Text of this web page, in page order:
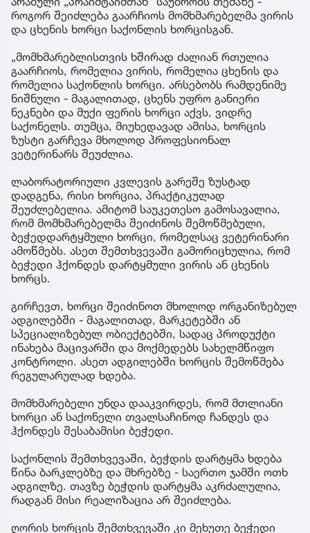
როგორ შეიძლება გაარჩიოს მომხმარებელმა ვირის
და ცხენის ხორცი საქონლის ხორცისგან.
„მომხმარებლისთვის ხშირად ძალიან რთულია
გაარჩიოს, რომელია ვირის, რომელია ცხენის და
რომელია საქონლის ხორცი. არსებობს რამდენიმე
ნიშნული - მაგალითად, ცხენს უფრო განიერი
ნეკნები და მუქი ფერის ხორცი აქვს, ვიდრე
საქონელს. თუმცა, მიუხედავად ამისა, ხორცის
ზუსტი გარჩევა მხოლოდ პროფესიონალ
ვეტერინარს შეუძლია.
ლაბორატორიული კვლევის გარეშე ზუსტად
დადგენა, რისი ხორცია, პრაქტიკულად
შეუძლებელია. ამიტომ საუკეთესო გამოსავალია,
რომ მომხმარებელმა შეიძინოს შემოწმებული,
ბეჭედდარტყმული ხორცი, რომელსაც ვეტერინარი
ამოწმებს. ასეთ შემთხვევაში გამორიცხულია, რომ
ბეჭედი ჰქონდეს დარტყმული ვირის ან ცხენის
ხორცს.
გირჩევთ, ხორცი შეიძინოთ მხოლოდ ორგანიზებულ
ადგილებში - მაგალითად, მარკეტებში ან
სპეციალიზებულ ობიექტებში, სადაც პროდუქტი
ინახება მაცივარში და მოქმედებს სახელმწიფო
კონტროლი. ასეთ ადგილებში ხორცის შემოწმება
რეგულარულად ხდება.
მომხმარებელი უნდა დააკვირდეს, რომ მთლიანი
ხორცი ან საქონელი თვალსაჩინოდ ჩანდეს და
ჰქონდეს შესაბამისი ბეჭედი.
საქონლის შემთხვევაში, ბეჭდის დარტყმა ხდება
წინა ბარკლებზე და მხრებზე - საერთო ჯამში ოთხ
ადგილზე. თავზე ბეჭდის დარტყმა აკრძალულია,
რადგან მისი რეალიზაცია არ შეიძლება.
ღორის ხორცის შემთხვევაში კი მეხუთე ბეჭედი